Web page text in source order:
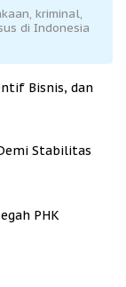
kriminal,
di Indonesia
Bisnis, dan
Stabilitas
PHK